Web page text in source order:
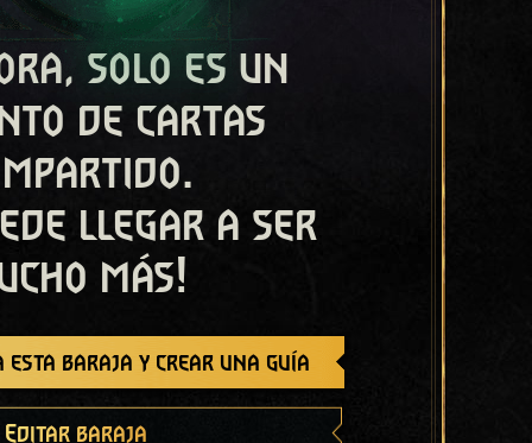
solo es un
de cartas
llegar a ser
más!
esta baraja y crear una guía
Editar baraja